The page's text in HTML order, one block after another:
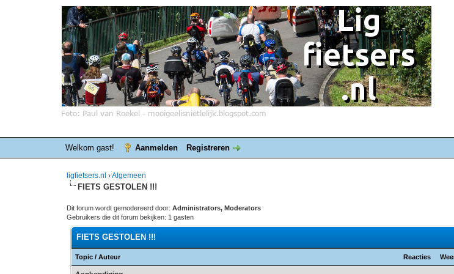
Welkom gast! Aanmelden Registreren
ligfietsers.nl ›Algemeen
FIETS GESTOLEN !!!
Dit forum wordt gemodereerd door:Administrators, Moderators
Gebruikers die dit forum bekijken: 1 gasten
FIETS GESTOLEN !!!
Topic /Auteur Reacties